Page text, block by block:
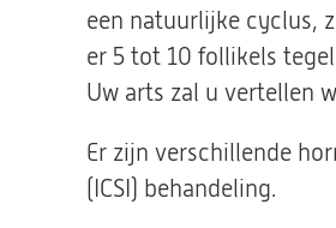
een natuurlijke cyclus,
er 5 tot 10 follikels
Uw arts zal u vertellen
Er zijn verschillende
(ICSI) behandeling.